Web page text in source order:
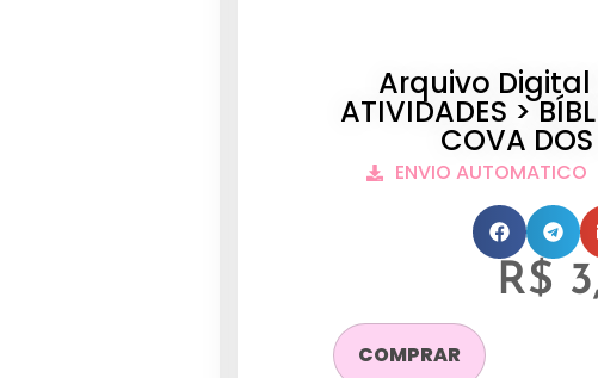
Arquivo Digital
ATIVIDADES >
COVA DOS
ENVIO AUTOMATICO
R$
COMPRAR